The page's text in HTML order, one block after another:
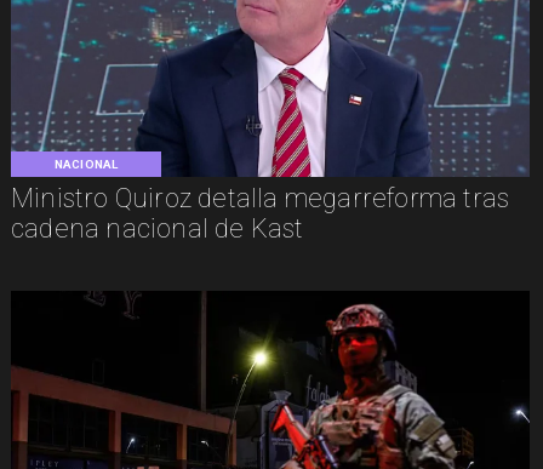
NACIONAL
Ministro Quiroz detalla megarreforma tras
cadena nacional de Kast